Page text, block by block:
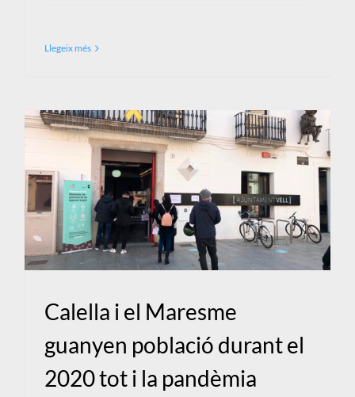
Llegeix més
Calella i el Maresme
guanyen població durant el
2020 tot i la pandèmia